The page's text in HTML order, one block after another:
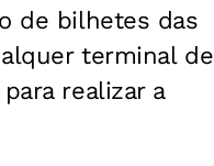
de bilhetes das
terminal de
realizar a